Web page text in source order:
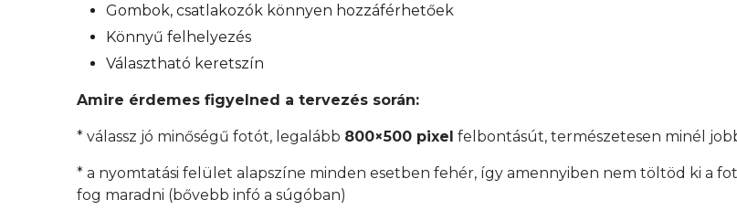
Gombok, csatlakozók könnyen hozzáférhetőek
Könnyű felhelyezés
Választható keretszín
Amire érdemes figyelned a tervezés során:
* válassz jó minőségű fotót, legalább 800×500 pixel felbontásút, természetesen minél
* a nyomtatási felület alapszíne minden esetben fehér, így amennyiben nem töltöd ki a
fog maradni (bővebb infó a súgóban)